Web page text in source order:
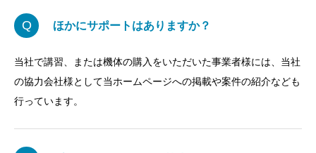
Q ほかにサポートはありますか？
当社で講習、または機体の購入をいただいた事業者様には、当社
の協力会社様として当ホームページへの掲載や案件の紹介なども
行っています。